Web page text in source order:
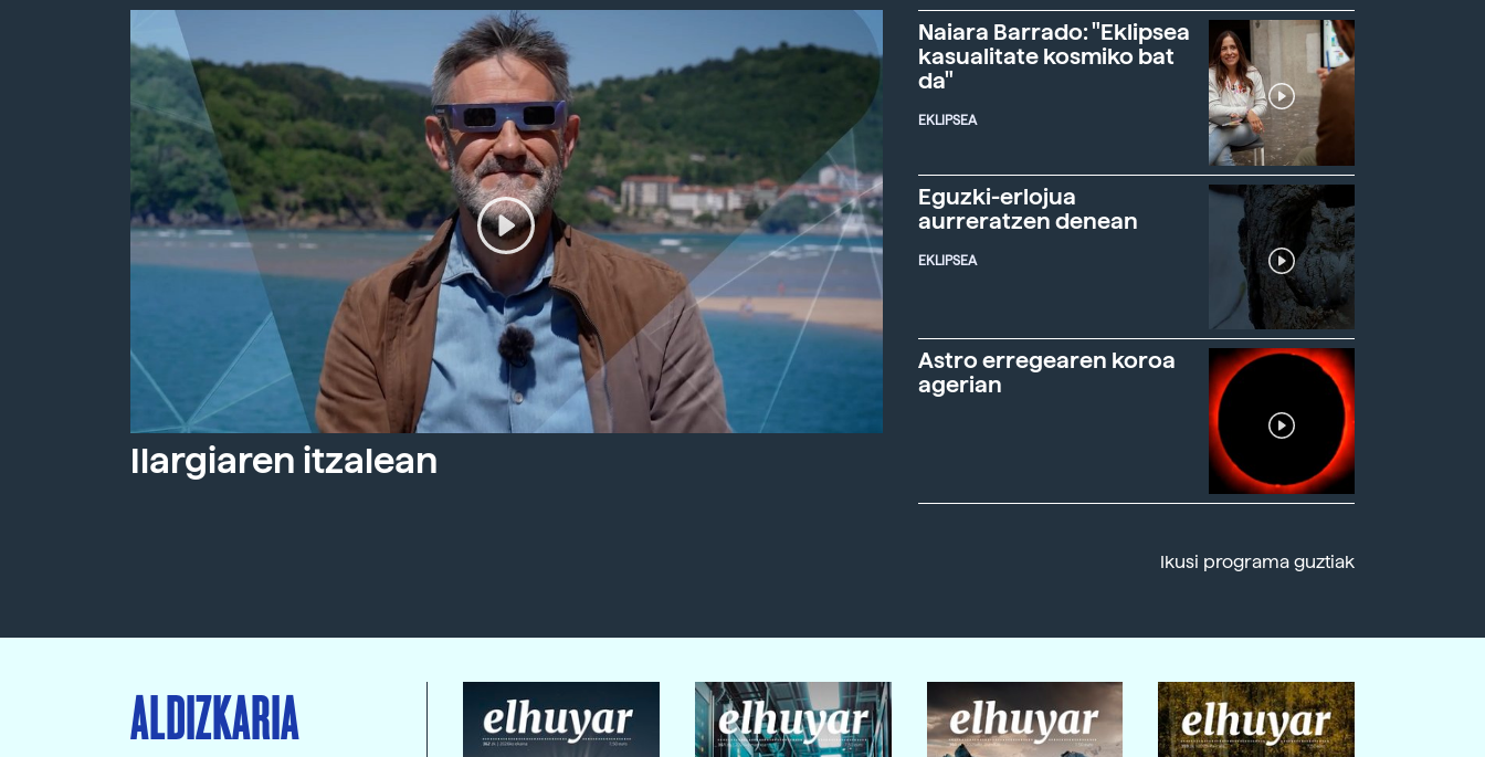
Ilargiaren itzalean
Naiara Barrado: "Eklipsea
kasualitate kosmiko bat
da"
EKLIPSEA
Eguzki-erlojua
aurreratzen denean
EKLIPSEA
Astro erregearen koroa
agerian
Ikusi programa guztiak
ALDIZKARIA